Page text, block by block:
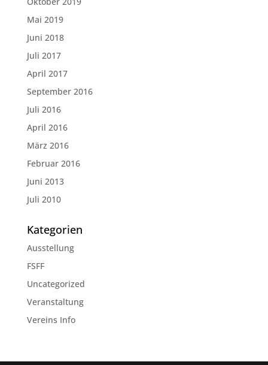
Mai 2019
Juni 2018
Juli 2017
April 2017
September 2016
Juli 2016
April 2016
März 2016
Februar 2016
Juni 2013
Juli 2010
Kategorien
Ausstellung
FSFF
Uncategorized
Veranstaltung
Vereins Info